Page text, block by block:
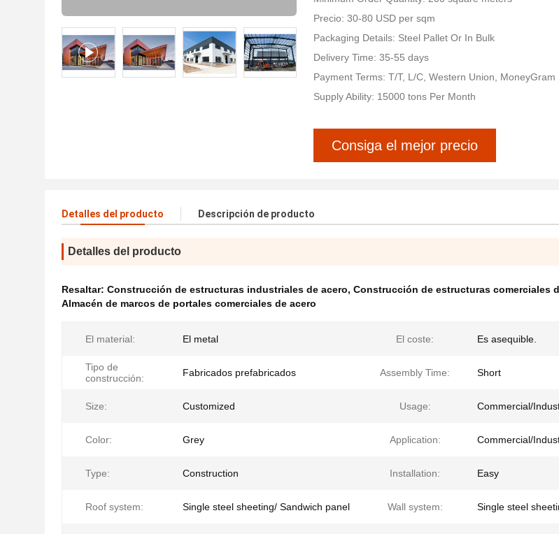
Precio: 30-80 USD per sqm
Packaging Details: Steel Pallet Or In Bulk
Delivery Time: 35-55 days
Payment Terms: T/T, L/C, Western Union, MoneyGram
Supply Ability: 15000 tons Per Month
Consiga el mejor precio
Detalles del producto Descripción de producto
Detalles del producto
Resaltar: Construcción de estructuras industriales de acero, Construcción de estructuras comerciales
Almacén de marcos de portales comerciales de acero
El material: El metal El coste: Es asequible.
Tipo de
construcción:
Fabricados prefabricados Assembly Time: Short
Size: Customized Usage: Commercial/
Color: Grey Application: Commercial/
Type: Construction Installation: Easy
Roof system: Single steel sheeting/ Sandwich panel Wall system: Single steel